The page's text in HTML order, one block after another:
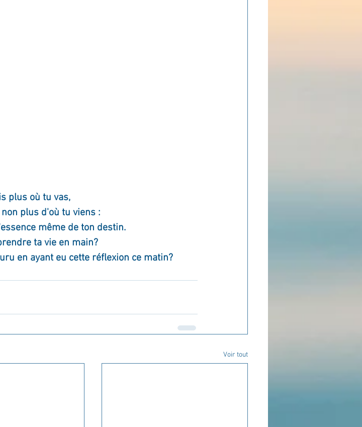
plus où tu vas,
plus d'où tu viens :
même de ton destin.
ta vie en main?
en ayant eu cette réflexion ce matin?
Voir tout